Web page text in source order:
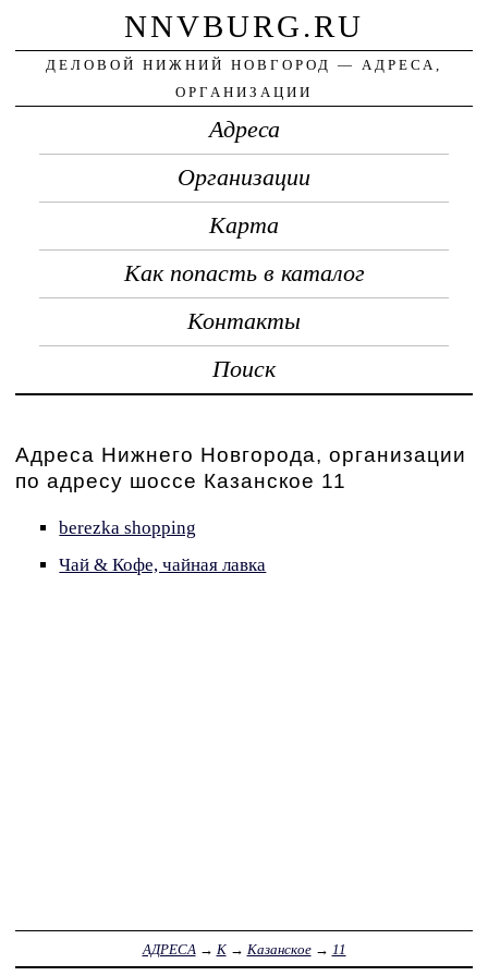
NNVBURG.RU
ДЕЛОВОЙ НИЖНИЙ НОВГОРОД — АДРЕСА,
ОРГАНИЗАЦИИ
Адреса
Организации
Карта
Как попасть в каталог
Контакты
Поиск
Адреса Нижнего Новгорода, организации
по адресу шоссе Казанское 11
berezka shopping
Чай & Кофе, чайная лавка
АДРЕСА → К→ Казанское→ 11